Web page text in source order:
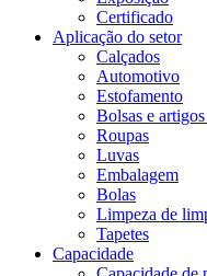
Certificado
Aplicação do setor
Calçados
Automotivo
Estofamento
Bolsas e
Roupas
Luvas
Embalagem
Bolas
Limpeza de
Tapetes
Capacidade